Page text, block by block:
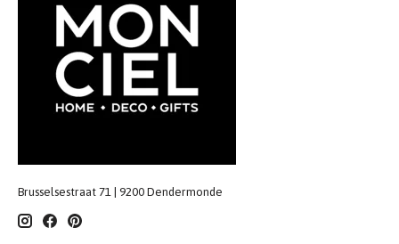
Brusselsestraat 71 | 9200 Dendermonde